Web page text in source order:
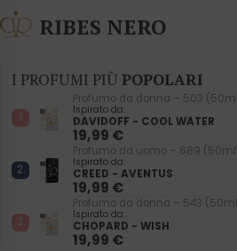
RIBES NERO
I PROFUMI PIÙ POPOLARI
Profumo da donna – 503
Ispirato da:
DAVIDOFF - COOL WATER
19,99 €
Profumo da uomo – 689
Ispirato da:
CREED - AVENTUS
19,99 €
Profumo da donna – 543
Ispirato da:
CHOPARD - WISH
19,99 €